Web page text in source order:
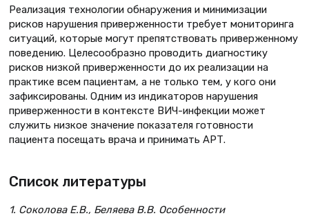
Реализация технологии обнаружения и минимизации
рисков нарушения приверженности требует мониторинга
ситуаций, которые могут препятствовать приверженному
поведению. Целесообразно проводить диагностику
рисков низкой приверженности до их реализации на
практике всем пациентам, а не только тем, у кого они
зафиксированы. Одним из индикаторов нарушения
приверженности в контексте ВИЧ-инфекции может
служить низкое значение показателя готовности
пациента посещать врача и принимать АРТ.
Список литературы
1. Соколова Е.В., Беляева В.В. Особенности